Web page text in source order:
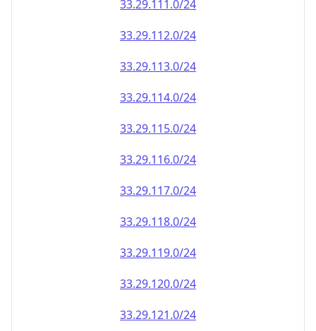
33.29.111.0/24
33.29.112.0/24
33.29.113.0/24
33.29.114.0/24
33.29.115.0/24
33.29.116.0/24
33.29.117.0/24
33.29.118.0/24
33.29.119.0/24
33.29.120.0/24
33.29.121.0/24